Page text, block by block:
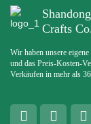
Crafts
Wir haben unsere
und das Preis-Kosten-
Verkäufen in mehr als